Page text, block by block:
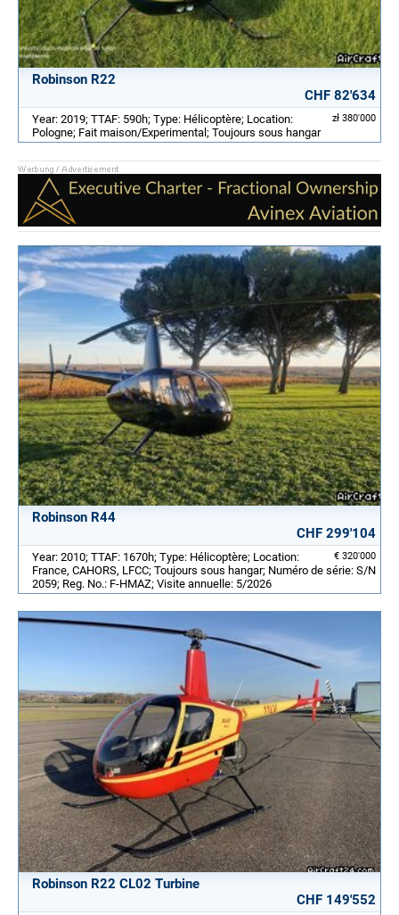
Robinson R22
CHF 82'634
zł 380'000
Year: 2019; TTAF: 590h; Type: Hélicoptère; Location:
Pologne; Fait maison/Experimental; Toujours sous hangar
Robinson R44
CHF 299'104
€ 320'000
Year: 2010; TTAF: 1670h; Type: Hélicoptère; Location:
France, CAHORS, LFCC; Toujours sous hangar; Numéro de série: S/N
2059; Reg. No.: F-HMAZ; Visite annuelle: 5/2026
Robinson R22 CL02 Turbine
CHF 149'552